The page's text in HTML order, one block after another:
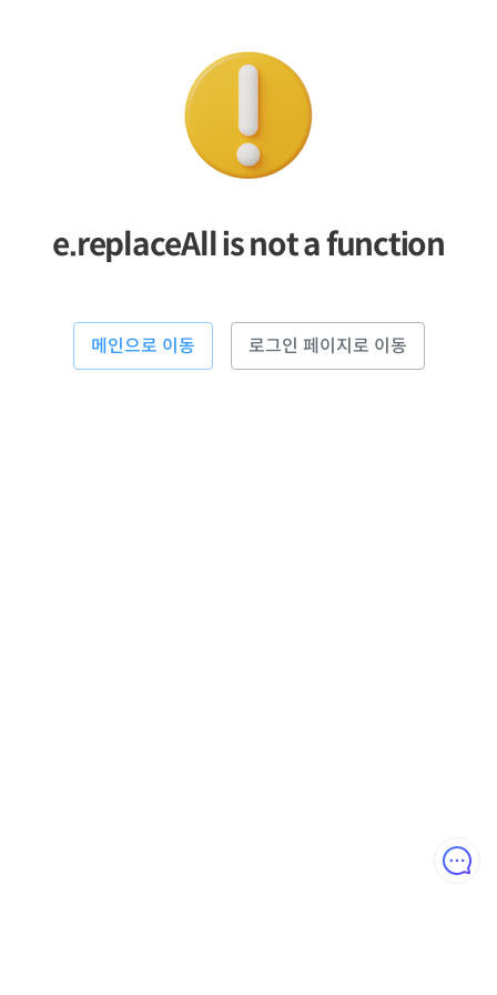
e.replaceAll is not a function
메인으로 이동 로그인 페이지로 이동